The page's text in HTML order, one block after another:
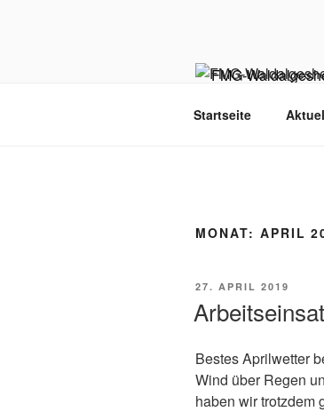
Startseite
MONAT: APRIL
VERÖFFENTLICHT
27. APRIL 2019
Bestes Aprilwetter
Wind über Regen
haben wir trotzdem